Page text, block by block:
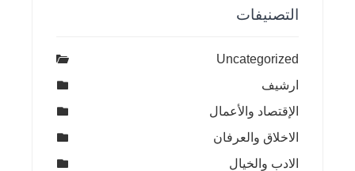
التصنيفات
Uncategorized
ارشيف
الإقتصاد والأعمال
الاخلاق والعرفان
الادب والخيال